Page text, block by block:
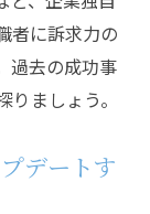
者に訴求力の
過去の成功事
ましょう。
デートす